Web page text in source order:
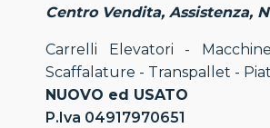
Centro Vendita, Assistenza,
Carrelli Elevatori -
Scaffalature - Transpallet -
NUOVO ed USATO
P.Iva 04917970651